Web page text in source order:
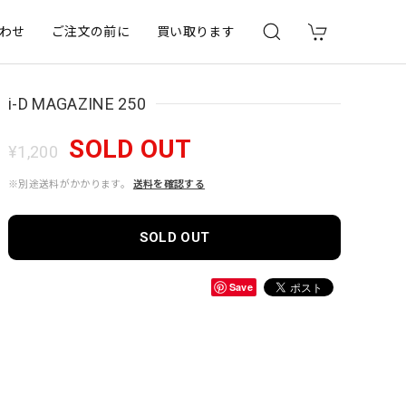
せ ご注文の前に 買い取ります
i-D MAGAZINE 250
¥1,200 SOLD OUT
※別途送料がかかります。 送料を確認する
SOLD OUT
Save